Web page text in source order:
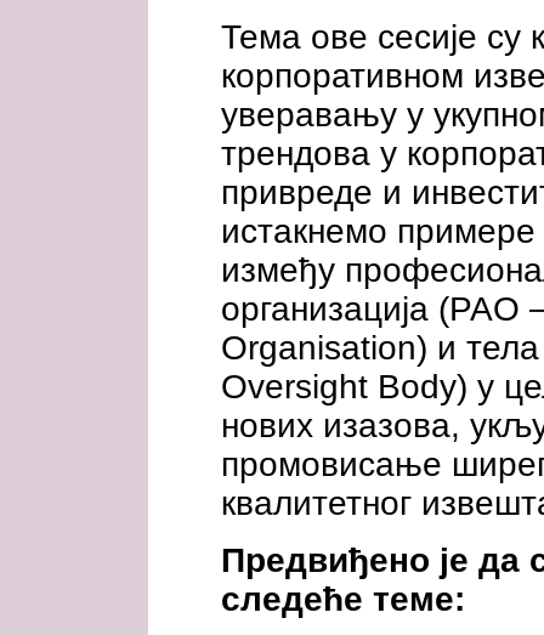
Тема ове сесије су
корпоративном
уверавању у
трендова у
привреде и
истакнемо
између
организација
Organisation) и
Oversight Body) у
нових изазова,
промовисање
квалитетног
Предвиђено је да
следеће теме: